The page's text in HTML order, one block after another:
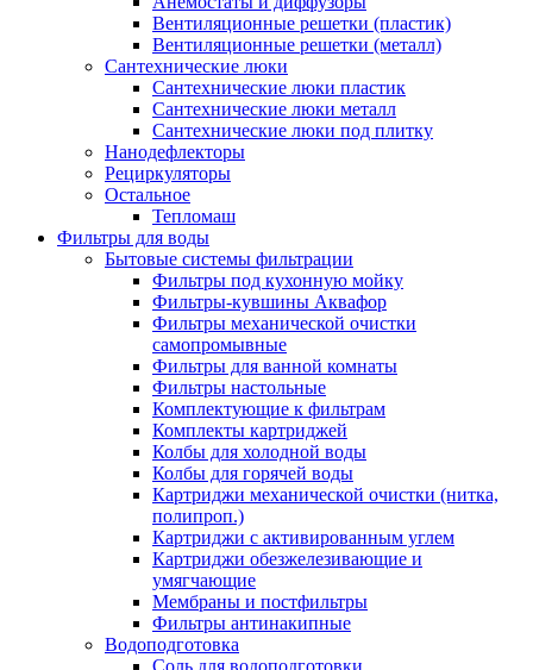
Вентиляционные решетки (пластик)
Вентиляционные решетки (металл)
Сантехнические люки
Сантехнические люки пластик
Сантехнические люки металл
Сантехнические люки под плитку
Нанодефлекторы
Рециркуляторы
Остальное
Тепломаш
Фильтры для воды
Бытовые системы фильтрации
Фильтры под кухонную мойку
Фильтры-кувшины Аквафор
Фильтры механической очистки
самопромывные
Фильтры для ванной комнаты
Фильтры настольные
Комплектующие к фильтрам
Комплекты картриджей
Колбы для холодной воды
Колбы для горячей воды
Картриджи механической очистки (нитка,
полипроп.)
Картриджи с активированным углем
Картриджи обезжелезивающие и
умягчающие
Мембраны и постфильтры
Фильтры антинакипные
Водоподготовка
Соль для водоподготовки